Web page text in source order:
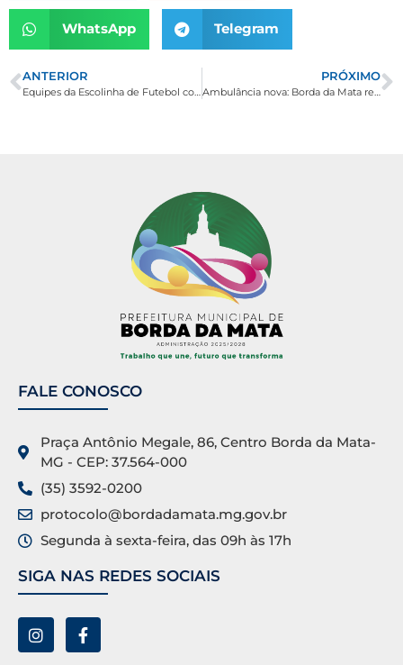
WhatsApp Telegram
ANTERIOR PRÓXIMO
FALE CONOSCO
Praça Antônio Megale, 86, Centro Borda da Mata-
MG - CEP: 37.564-000
(35) 3592-0200
protocolo@bordadamata.mg.gov.br
Segunda à sexta-feira, das 09h às 17h
SIGA NAS REDES SOCIAIS